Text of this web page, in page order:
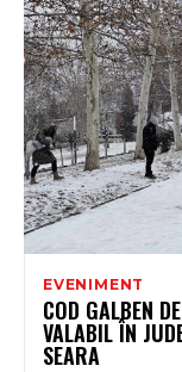
EVENIMENT
COD GALBEN
VALABIL ÎN
SEARA